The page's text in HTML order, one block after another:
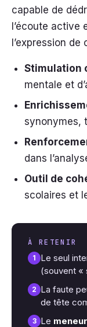
capable de
l’écoute active
l’expression de
Stimulation
mentale et
synonymes,
dans
Outil de
scolaires et
À RETENIR
1 Le seul
(souvent «
2 La faute
de tête
3 Le meneur